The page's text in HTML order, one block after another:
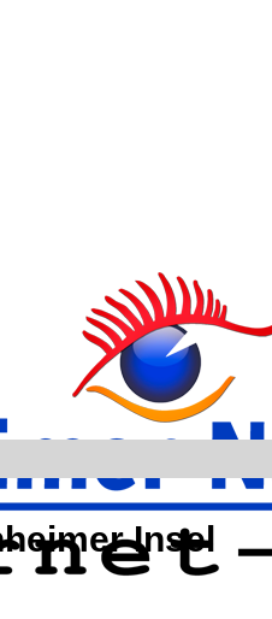
Insel